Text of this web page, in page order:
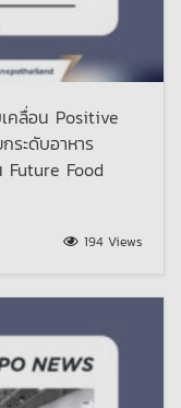
คลื่อน Positive
ะดับอาหาร
Future Food
194 Views